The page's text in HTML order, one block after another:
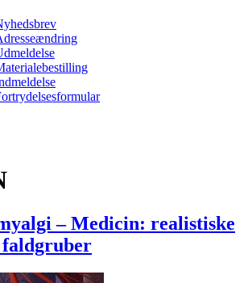
– Medicin: realistiske
faldgruber